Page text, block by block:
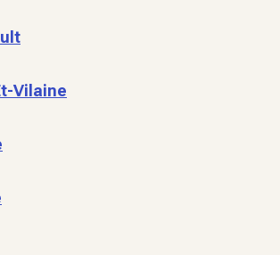
Vilaine